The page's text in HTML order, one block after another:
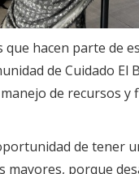
que hacen parte de
de Cuidado
de recursos
de tener
mayores, porque